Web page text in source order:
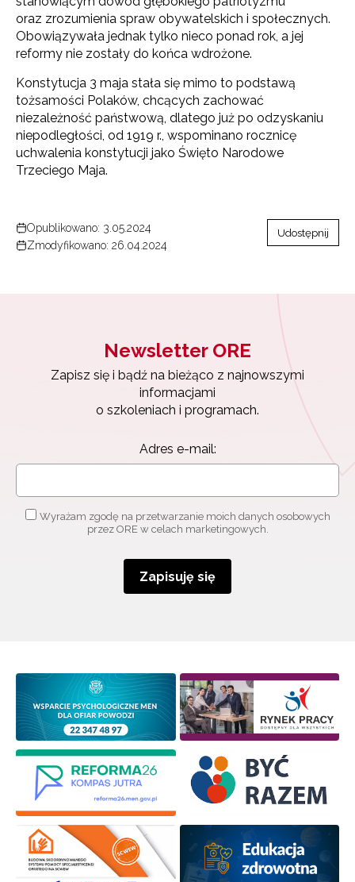
oraz zrozumienia spraw obywatelskich i społecznych.
Obowiązywała jednak tylko nieco ponad rok, a jej
reformy nie zostały do końca wdrożone.
Konstytucja 3 maja stała się mimo to podstawą
tożsamości Polaków, chcących zachować
niezależność państwową, dlatego już po odzyskaniu
niepodległości, od 1919 r., wspominano rocznicę
uchwalenia konstytucji jako Święto Narodowe
Trzeciego Maja.
Opublikowano: 3.05.2024
Zmodyfikowano: 26.04.2024
Udostępnij
Newsletter ORE
Zapisz się i bądź na bieżąco z najnowszymi
informacjami
o szkoleniach i programach.
Adres e-mail:
Wyrażam zgodę na przetwarzanie moich danych osobowych
przez ORE w celach marketingowych.
Zapisuję się
Newsletter ORE
Zapisz się i bądź na bieżąco z najnowszymi
Wyrażam zgodę na przetwarzanie moich danych
osobowych przez ORE w celach marketingowych.
Zapisuję się